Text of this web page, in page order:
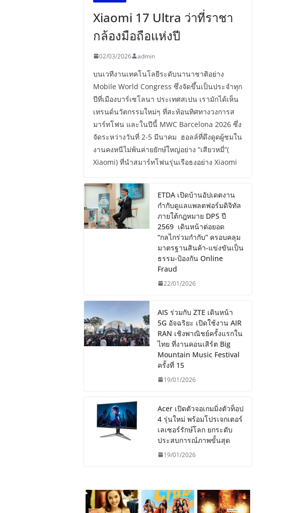
Xiaomi 17 Ultra ว่าที่ราชา
กล้องมือถือแห่งปี
02/03/2026 admin
บนเวทีงานเทคโนโลยีระดับนานาชาติอย่าง
Mobile World Congress ซึ่งจัดขึ้นเป็นประจำทุก
ปีที่เมืองบาร์เซโลนา ประเทศสเปน เรามักได้เห็น
เทรนด์นวัตกรรมใหม่ๆ ที่สะท้อนทิศทางวงการส
มาร์ทโฟน และในปีนี้ MWC Barcelona 2026 ซึ่ง
จัดระหว่างวันที่ 2-5 มีนาคม ฮอลล์ที่ดึงดูดผู้ชมใน
งานคงหนีไม่พ้นค่ายยักษ์ใหญ่อย่าง “เสียวหมี่”(
Xiaomi) ที่นำสมาร์ทโฟนรุ่นเรือธงอย่าง Xiaomi
ETDA เปิดบ้านอัปเดตงาน
กำกับดูแลแพลตฟอร์มดิจิทัล
ภายใต้กฎหมาย DPS ปี
2569 เดินหน้าต่อยอด
“กลไกร่วมกำกับ” ครอบคลุม
มาตรฐานสินค้า-แข่งขันเป็น
ธรรม-ป้องกัน Online
Fraud
22/01/2026
AIS ร่วมกับ ZTE เดินหน้า
5G อัจฉริยะ เปิดใช้งาน AIR
RAN เชิงพาณิชย์ครั้งแรกใน
ไทย ที่งานคอนเสิร์ต Big
Mountain Music Festival
ครั้งที่ 15
19/01/2026
Acer เปิดตัวจอเกมมิ่งตัวท็อป
4 รุ่นใหม่ พร้อมโปรเจกเตอร์
เลเซอร์รักษ์โลก ยกระดับ
ประสบการณ์ภาพขั้นสุด
19/01/2026